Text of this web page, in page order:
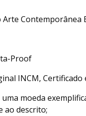
Arte Contemporânea
Proof
INCM, Certificado
moeda
ao descrito;